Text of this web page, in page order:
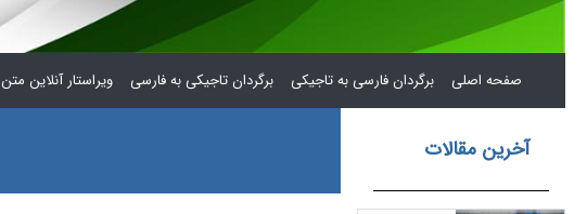
صفحه اصلی
(current) برگردان فارسی به تاجیکی برگردان تاجیکی به فارسی ویراستار آنلاین متن
آخرین مقالات